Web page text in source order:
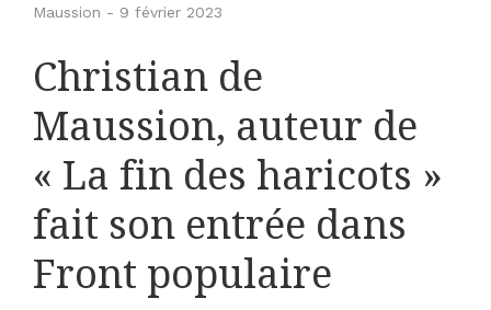
Maussion - 9 février 2023
Christian de
Maussion, auteur de
« La fin des haricots »
fait son entrée dans
Front populaire